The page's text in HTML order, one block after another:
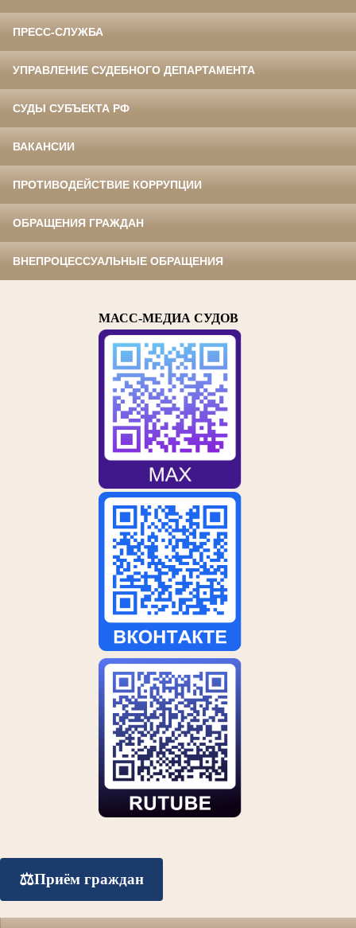
ПРЕСС-СЛУЖБА
УПРАВЛЕНИЕ СУДЕБНОГО ДЕПАРТАМЕНТА
СУДЫ СУБЪЕКТА РФ
ВАКАНСИИ
ПРОТИВОДЕЙСТВИЕ КОРРУПЦИИ
ОБРАЩЕНИЯ ГРАЖДАН
ВНЕПРОЦЕССУАЛЬНЫЕ ОБРАЩЕНИЯ
МАСС-МЕДИА СУДОВ
⚖️Приём граждан